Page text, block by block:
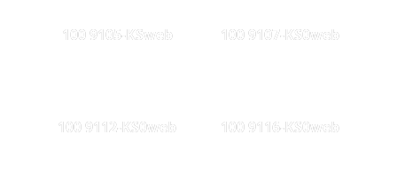
100 9105-KSweb 100 9107-KS0web
100 9112-KS0web 100 9116-KS0web